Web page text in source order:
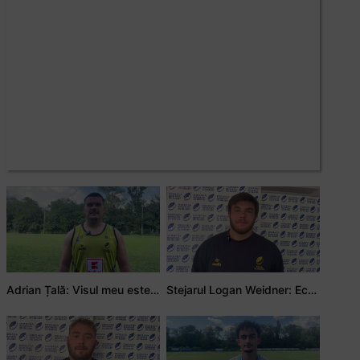
Adrian Țală: Visul meu este să debutez pentru România Stejarul Logan Weidner: Echipa a muncit mult, iar asta se va vedea în meciurile de la Nations Cup